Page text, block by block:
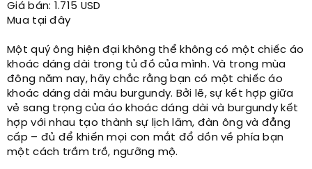
Giá bán: 1.715 USD
Mua tại đây
Một quý ông hiện đại không thể không có một chiếc áo
khoác dáng dài trong tủ đồ của mình. Và trong mùa
đông năm nay, hãy chắc rằng bạn có một chiếc áo
khoác dáng dài màu burgundy. Bởi lẽ, sự kết hợp giữa
vẻ sang trọng của áo khoác dáng dài và burgundy kết
hợp với nhau tạo thành sự lịch lãm, đàn ông và đẳng
cấp – đủ để khiến mọi con mắt đổ dồn về phía bạn
một cách trầm trồ, ngưỡng mộ.